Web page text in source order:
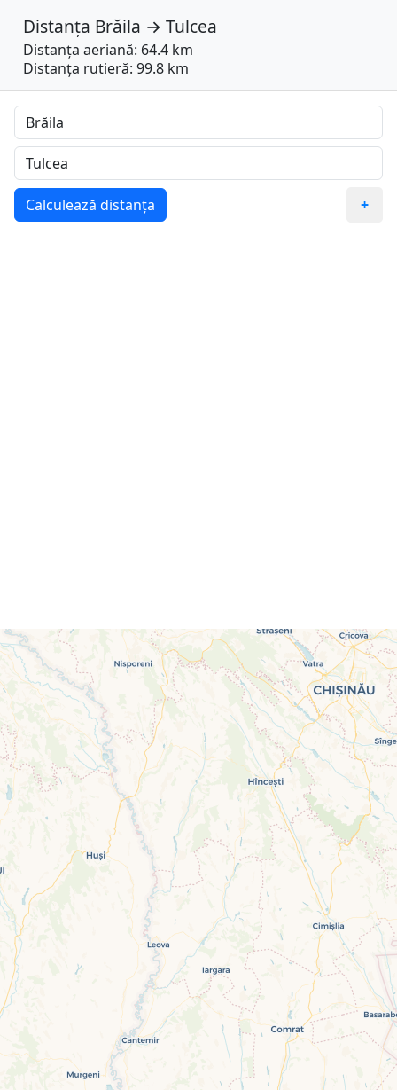
Distanța Brăila → Tulcea
Distanța aeriană: 64.4 km
Distanța rutieră: 99.8 km
Calculează distanța +